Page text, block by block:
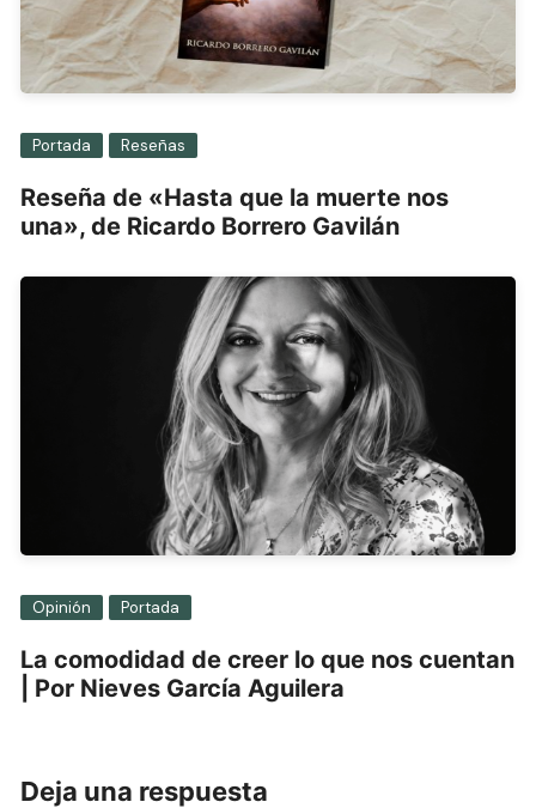
Portada Reseñas
Reseña de «Hasta que la muerte nos
una», de Ricardo Borrero Gavilán
Opinión Portada
La comodidad de creer lo que nos cuentan
| Por Nieves García Aguilera
Deja una respuesta